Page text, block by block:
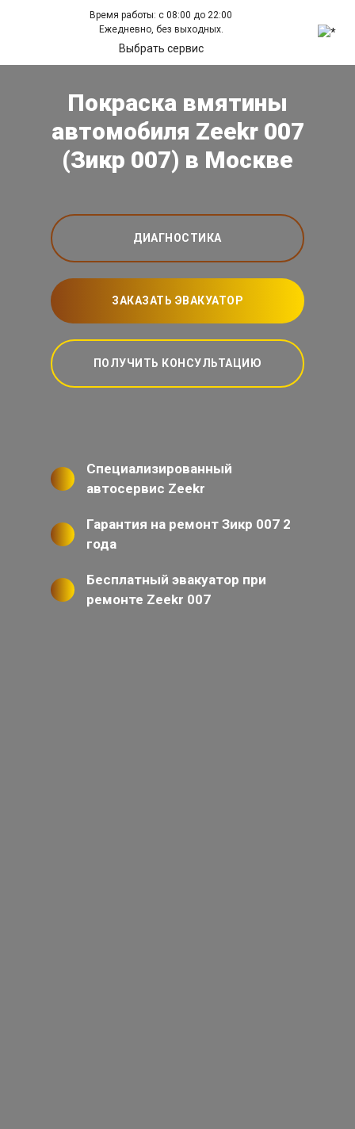
Время работы: с 08:00 до 22:00
Ежедневно, без выходных.
Выбрать сервис
Покраска вмятины
автомобиля Zeekr 007
(Зикр 007) в Москве
ДИАГНОСТИКА
ЗАКАЗАТЬ ЭВАКУАТОР
ПОЛУЧИТЬ КОНСУЛЬТАЦИЮ
Специализированный
автосервис Zeekr
Гарантия на ремонт Зикр 007 2
года
Бесплатный эвакуатор при
ремонте Zeekr 007